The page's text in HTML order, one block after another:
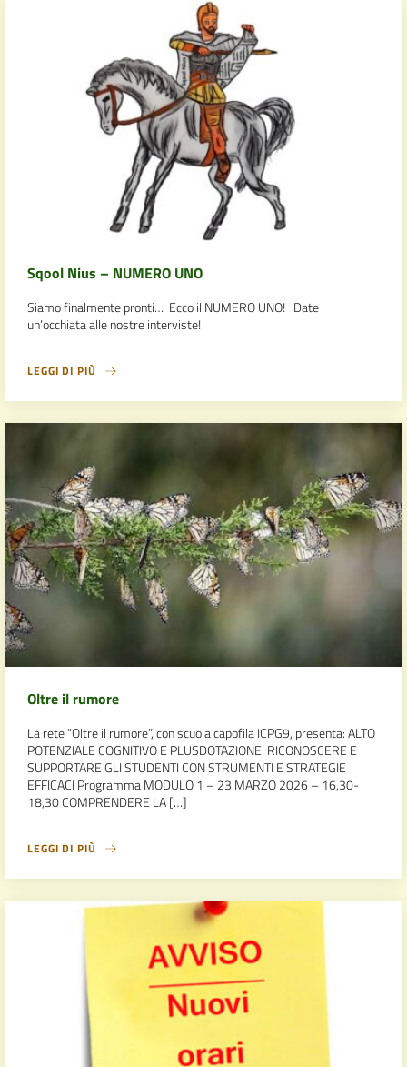
Sqool Nius – NUMERO UNO
Siamo finalmente pronti… Ecco il NUMERO UNO! Date
un’occhiata alle nostre interviste!
LEGGI DI PIÙ
Oltre il rumore
La rete “Oltre il rumore”, con scuola capofila ICPG9, presenta: ALTO
POTENZIALE COGNITIVO E PLUSDOTAZIONE: RICONOSCERE E
SUPPORTARE GLI STUDENTI CON STRUMENTI E STRATEGIE
EFFICACI Programma MODULO 1 – 23 MARZO 2026 – 16,30-
18,30 COMPRENDERE LA […]
LEGGI DI PIÙ